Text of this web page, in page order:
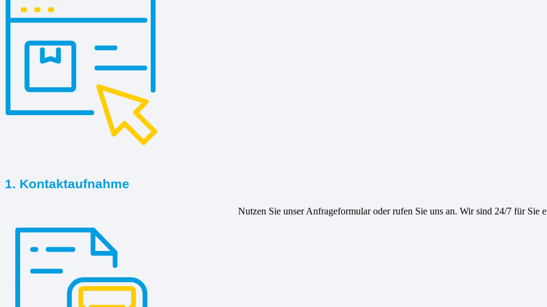
1. Kontaktaufnahme
Nutzen Sie unser Anfrageformular oder rufen Sie uns an. Wir sind 24/7 für Sie